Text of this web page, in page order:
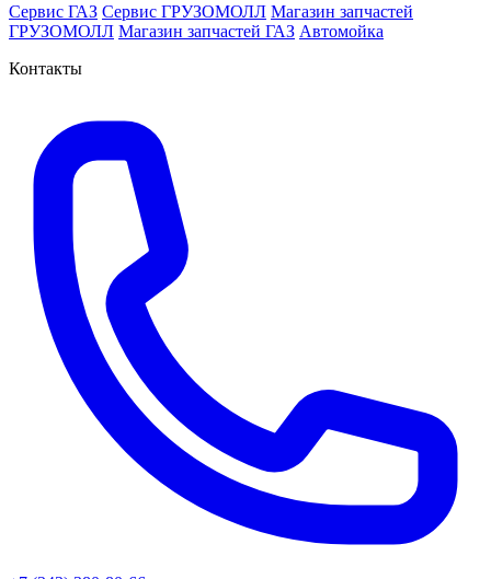
Сервис ГАЗ Сервис ГРУЗОМОЛЛ Магазин запчастей
ГРУЗОМОЛЛ Магазин запчастей ГАЗ Автомойка
Контакты